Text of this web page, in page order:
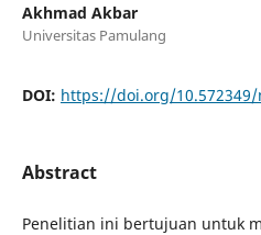
Akhmad Akbar
Universitas Pamulang
DOI: https://doi.org/10.572349/
Abstract
Penelitian ini bertujuan untuk